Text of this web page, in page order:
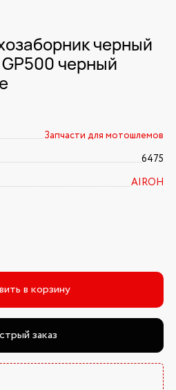
черный
черный
Запчасти для мотошлемов
6475
AIROH
в корзину
заказ